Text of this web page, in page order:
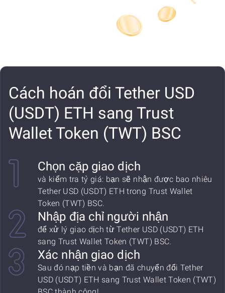
Cách hoán đổi Tether USD
(USDT) ETH sang Trust
Wallet Token (TWT) BSC
Chọn cặp giao dịch
và kiểm tra tỷ giá: bạn sẽ nhận được bao nhiêu
Tether USD (USDT) ETH trong Trust Wallet
Token (TWT) BSC.
Nhập địa chỉ người nhận
để xử lý giao dịch từ Tether USD (USDT) ETH
sang Trust Wallet Token (TWT) BSC.
Xác nhận giao dịch
Sau đó nạp tiền và bạn đã chuyển đổi Tether
USD (USDT) ETH sang Trust Wallet Token (TWT)